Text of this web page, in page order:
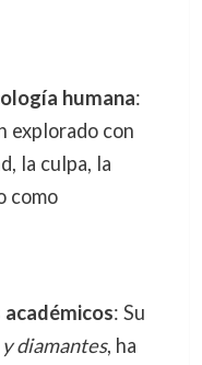
humana:
explorado con
la culpa, la
como
: Su
diamantes, ha